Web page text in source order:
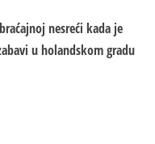
nesreći kada je
u holandskom gradu